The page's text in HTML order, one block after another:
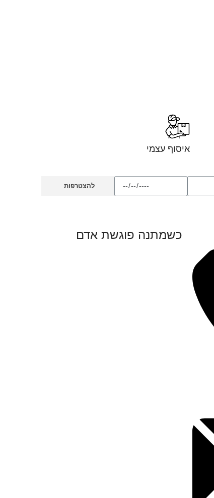
איסוף עצמי
להצטרפות
כשמתנה פוגשת אדם